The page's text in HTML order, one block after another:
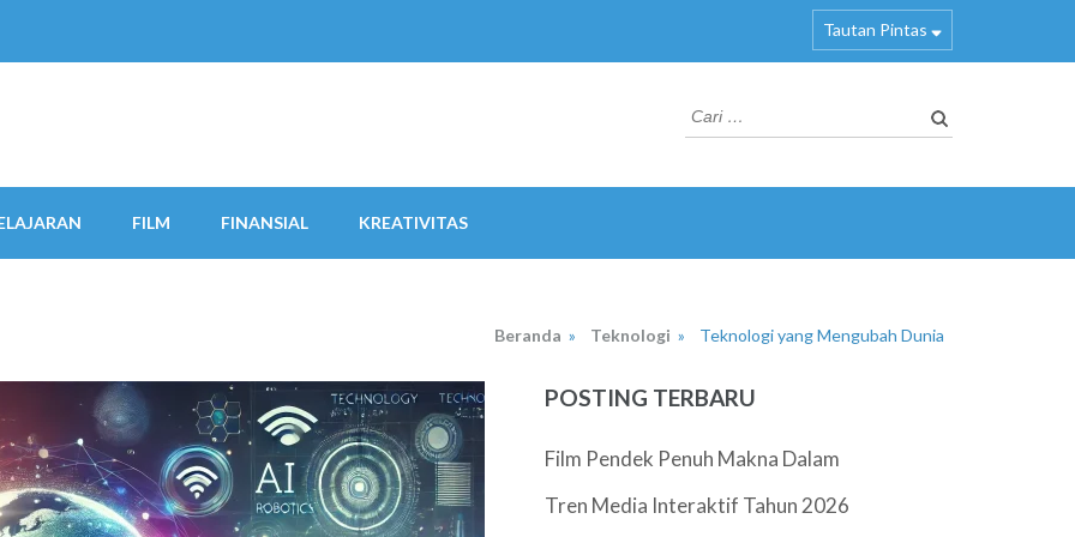
Tautan Pintas
Cari
untuk:
FILM FINANSIAL KREATIVITAS
Beranda » Teknologi » Teknologi yang Mengubah Dunia
POSTING TERBARU
Film Pendek Penuh Makna Dalam
Tren Media Interaktif Tahun 2026